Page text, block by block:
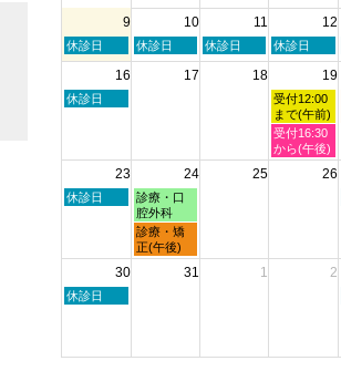
月
2026
月
2026
9 10 11 12
日
曜
8
月
休診日
月
曜
休診日
火
曜
休診日
水
曜
8
月
12th
2026
休診日
16 17 18 19
日
月
2026
休診日
水
曜
日,
8
月
受付12:00
まで(午前)
水
曜
日,
受付16:30
から(午後)
23 24 25 26
日
月
2026
休診日
月
曜
日,
8
月
診療・口
腔外科
月
曜
日,
診療・矯
正(午後)
30 31 1 2
日
月
休診日